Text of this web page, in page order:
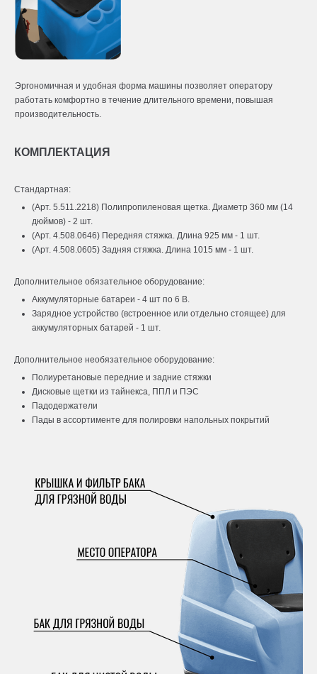
Эргономичная и удобная форма машины позволяет оператору
работать комфортно в течение длительного времени, повышая
производительность.
КОМПЛЕКТАЦИЯ
Стандартная:
(Арт. 5.511.2218) Полипропиленовая щетка. Диаметр 360 мм (14
дюймов) - 2 шт.
(Арт. 4.508.0646) Передняя стяжка. Длина 925 мм - 1 шт.
(Арт. 4.508.0605) Задняя стяжка. Длина 1015 мм - 1 шт.
Дополнительное обязательное оборудование:
Аккумуляторные батареи - 4 шт по 6 В.
Зарядное устройство (встроенное или отдельно стоящее) для
аккумуляторных батарей - 1 шт.
Дополнительное необязательное оборудование:
Полиуретановые передние и задние стяжки
Дисковые щетки из тайнекса, ППЛ и ПЭС
Падодержатели
Пады в ассортименте для полировки напольных покрытий